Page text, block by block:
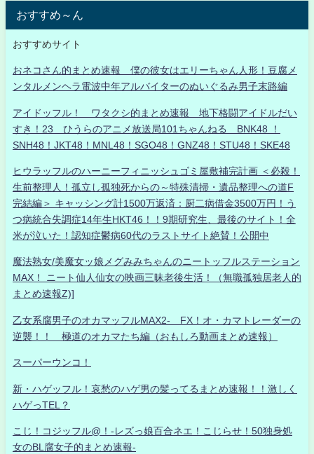
おすすめ～ん
おすすめサイト
おネコさん的まとめ速報 僕の彼女はエリーちゃん人形！豆腐メ
ンタルメンヘラ電波中年アルバイターのぬいぐるみ男子末路編
アイドッフル！ ワタクシ的まとめ速報 地下格闘アイドルだい
すき！23 ひうらのアニメ放送局101ちゃんねる BNK48 ！
SNH48！JKT48！MNL48！SGO48！GNZ48！STU48！SKE48
ヒウラッフルのハーニーフィニッシュゴミ屋敷補完計画 ＜必殺！
生前整理人！孤立し孤独死からの～特殊清掃・遺品整理への道F
完結編＞ キャッシング計1500万返済：厨二病借金3500万円！う
つ病統合失調症14年生HKT46！！9期研究生、最後のサイト！全
米が泣いた！認知症鬱病60代のラストサイト絶賛！公開中
魔法熟女/美魔女ッ娘メグみみちゃんのニートッフルステーション
MAX！ ニート仙人仙女の映画三昧老後生活！（無職孤独居老人的
まとめ速報Z)]
乙女系腐男子のオカマッフルMAX2- FX！オ・カマトレーダーの
逆襲！！ 極道のオカマたち編（おもしろ動画まとめ速報）
スーパーウンコ！
新・ハゲッフル！哀愁のハゲ男の髪ってるまとめ速報！！激しく
ハゲっTEL？
こじ！コジッフル@！-レズっ娘百合ネエ！こじらせ！50独身処
女のBL腐女子的まとめ速報-